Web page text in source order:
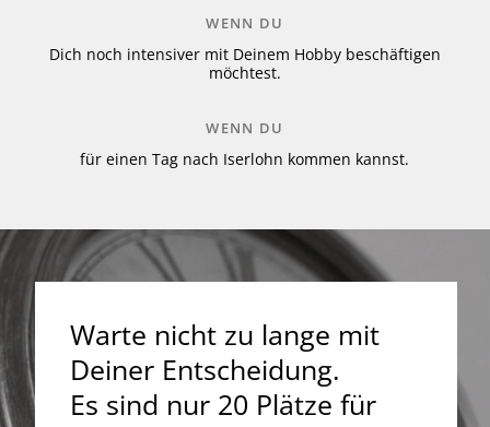
WENN DU
Dich noch intensiver mit Deinem Hobby beschäftigen
möchtest.
WENN DU
für einen Tag nach Iserlohn kommen kannst.
Warte nicht zu lange mit
Deiner Entscheidung.
Es sind nur 20 Plätze für